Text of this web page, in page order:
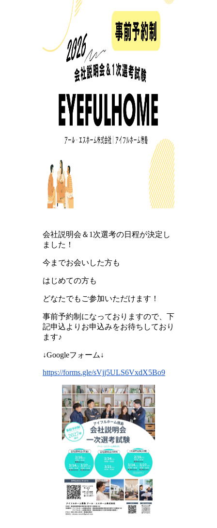
会社説明会＆1次選考の日程が決定し
ました！
今までお会いした方も
はじめての方も
どなたでもご参加いただけます！
事前予約制になっておりますので、下
記申込よりお申込みをお待ちしており
ます♪
↓Googleフォーム↓
https://forms.gle/sVjj5ULS6VxdX5Bo9